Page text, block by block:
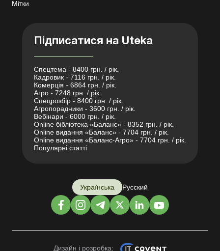
Мітки
Підписатися на Uteka
Спецтема - 8400 грн. / рік.
Кадровик - 7116 грн. / рік.
Комерція - 6864 грн. / рік.
Агро - 7248 грн. / рік.
Спецрозбір - 8400 грн. / рік.
Агропорадники - 3600 грн. / рік.
Вебінари - 6000 грн. / рік.
Online бібліотека «Баланс» - 8352 грн. / рік.
Online видання «Баланс» - 7704 грн. / рік.
Online видання «Баланс-Агро» - 7704 грн. / рік.
Популярні статті
Українська Русский
Дизайн і розробка: